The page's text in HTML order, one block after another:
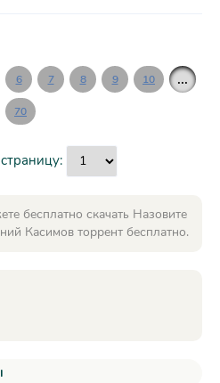
6 7 8 9 10 ...
70
бесплатно скачать Назовите
Касимов торрент бесплатно.